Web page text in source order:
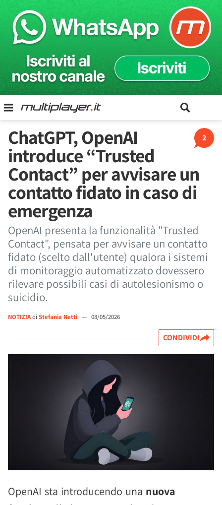
2
ChatGPT, OpenAI
introduce “Trusted
Contact” per avvisare un
contatto fidato in caso di
emergenza
OpenAI presenta la funzionalità "Trusted
Contact", pensata per avvisare un contatto
fidato (scelto dall'utente) qualora i sistemi
di monitoraggio automatizzato dovessero
rilevare possibili casi di autolesionismo o
suicidio.
NOTIZIAdi Stefania Netti — 08/05/2026
CONDIVIDI
OpenAI sta introducendo una nuova